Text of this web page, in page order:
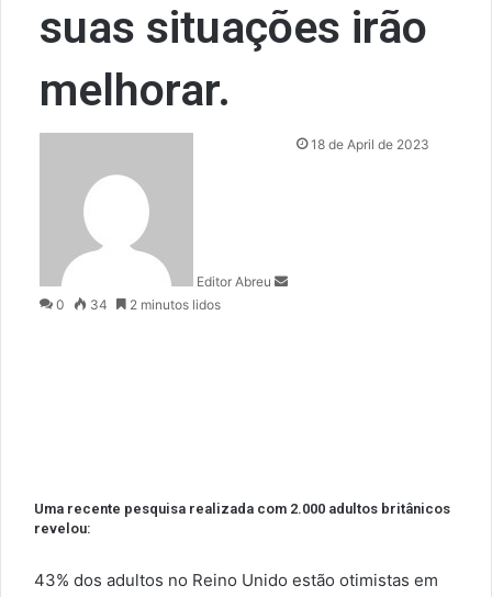
suas situações irão
melhorar.
Editor Abreu
18 de April de 2023
0 34 2 minutos lidos
Uma recente pesquisa realizada com 2.000 adultos britânicos
revelou:
43% dos adultos no Reino Unido estão otimistas em